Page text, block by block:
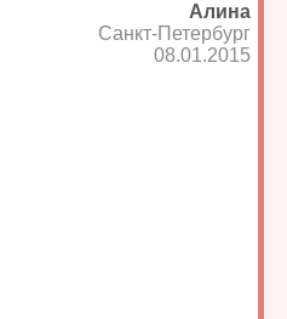
Алина
Санкт-Петербург
08.01.2015